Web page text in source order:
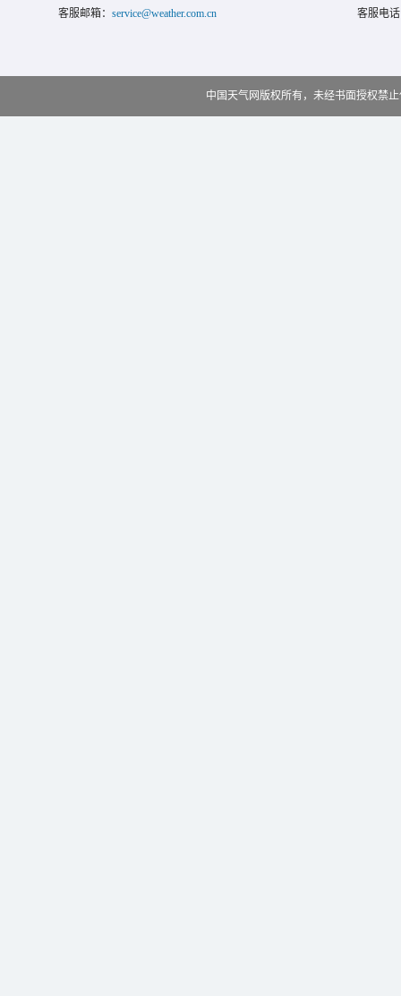
客服邮箱： service@weather.com.cn 客服电
中国天气网版权所有，未经书面授权